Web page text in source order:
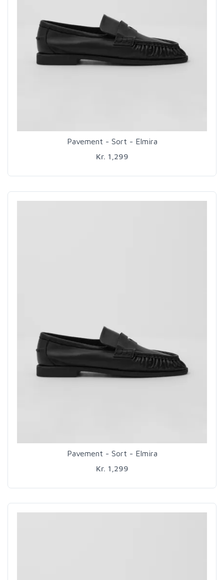
Pavement - Sort - Elmira
Kr. 1,299
Pavement - Sort - Elmira
Kr. 1,299